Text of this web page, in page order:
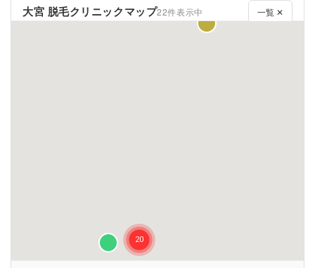
大宮 脱毛クリニックマップ22件表示中 一覧 ✕